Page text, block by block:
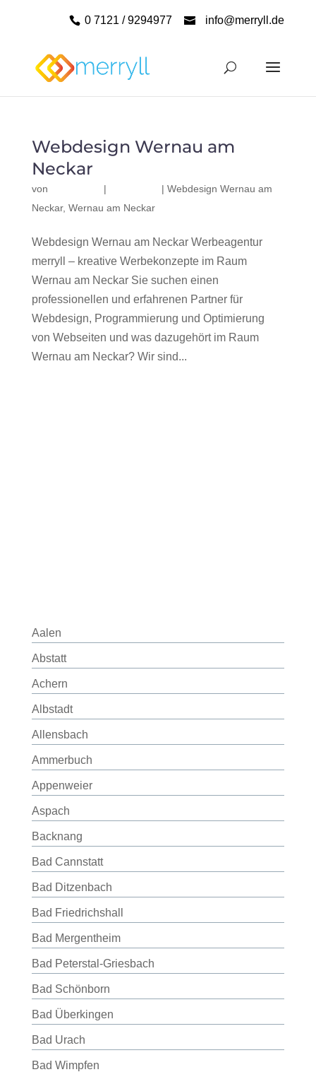
0 7121 / 9294977 info@merryll.de
Webdesign Wernau am
Neckar
von | | Webdesign Wernau am
Neckar, Wernau am Neckar
Webdesign Wernau am Neckar Werbeagentur
merryll – kreative Werbekonzepte im Raum
Wernau am Neckar Sie suchen einen
professionellen und erfahrenen Partner für
Webdesign, Programmierung und Optimierung
von Webseiten und was dazugehört im Raum
Wernau am Neckar? Wir sind...
Aalen
Abstatt
Achern
Albstadt
Allensbach
Ammerbuch
Appenweier
Aspach
Backnang
Bad Cannstatt
Bad Ditzenbach
Bad Friedrichshall
Bad Mergentheim
Bad Peterstal-Griesbach
Bad Schönborn
Bad Überkingen
Bad Urach
Bad Wimpfen